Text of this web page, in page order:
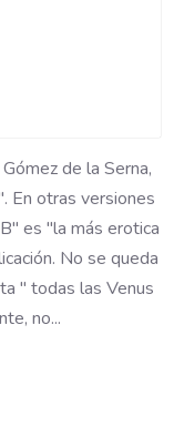
de la Serna,
En otras versiones
es "la más erotica
No se queda
" todas las Venus
no...